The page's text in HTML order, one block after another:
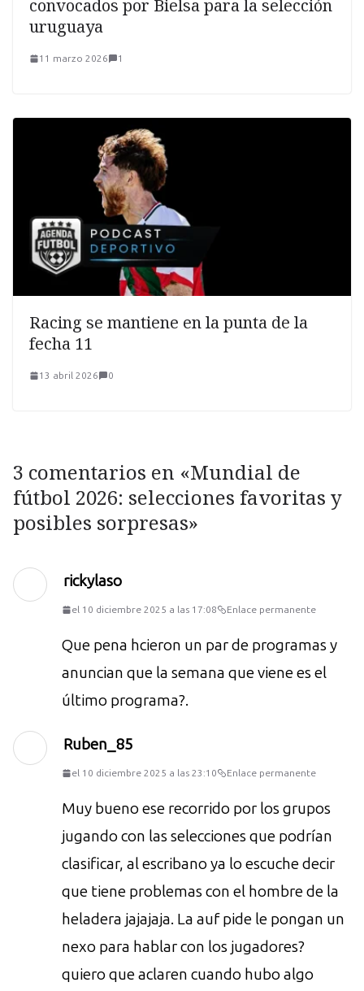
convocados por Bielsa para la selección
uruguaya
11 marzo 2026 1
Racing se mantiene en la punta de la
fecha 11
13 abril 2026 0
3 comentarios en «Mundial de
fútbol 2026: selecciones favoritas y
posibles sorpresas»
rickylaso
el 10 diciembre 2025 a las 17:08 Enlace permanente
Que pena hcieron un par de programas y
anuncian que la semana que viene es el
último programa?.
Ruben_85
el 10 diciembre 2025 a las 23:10 Enlace permanente
Muy bueno ese recorrido por los grupos
jugando con las selecciones que podrían
clasificar, al escribano ya lo escuche decir
que tiene problemas con el hombre de la
heladera jajajaja. La auf pide le pongan un
nexo para hablar con los jugadores?
quiero que aclaren cuando hubo algo